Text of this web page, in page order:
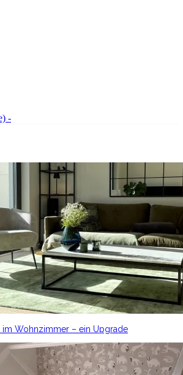
im Wohnzimmer – ein Upgrade